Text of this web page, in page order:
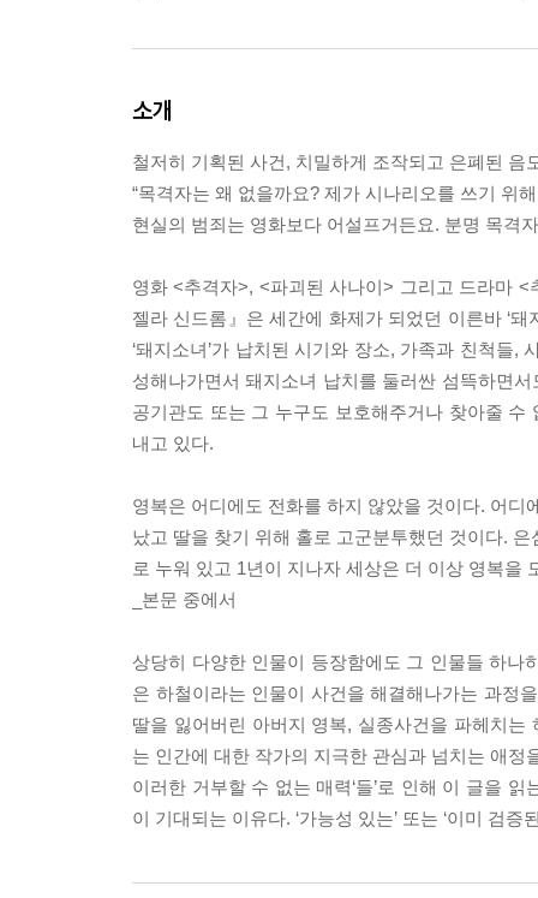
소개
철저히 기획된 사건, 치밀하게 조작되고 은폐된 음
“목격자는 왜 없을까요? 제가 시나리오를 쓰기 위
현실의 범죄는 영화보다 어설프거든요. 분명 목격
영화 <추격자>, <파괴된 사나이> 그리고 드라마
젤라 신드롬』은 세간에 화제가 되었던 이른바 ‘
‘돼지소녀’가 납치된 시기와 장소, 가족과 친척들
성해나가면서 돼지소녀 납치를 둘러싼 섬뜩하면
공기관도 또는 그 누구도 보호해주거나 찾아줄
내고 있다.
영복은 어디에도 전화를 하지 않았을 것이다. 어
났고 딸을 찾기 위해 홀로 고군분투했던 것이다.
로 누워 있고 1년이 지나자 세상은 더 이상 영복을
_본문 중에서
상당히 다양한 인물이 등장함에도 그 인물들 하
은 하철이라는 인물이 사건을 해결해나가는 과정
딸을 잃어버린 아버지 영복, 실종사건을 파헤치
는 인간에 대한 작가의 지극한 관심과 넘치는 애정
이러한 거부할 수 없는 매력‘들’로 인해 이 글을
이 기대되는 이유다. ‘가능성 있는’ 또는 ‘이미 검